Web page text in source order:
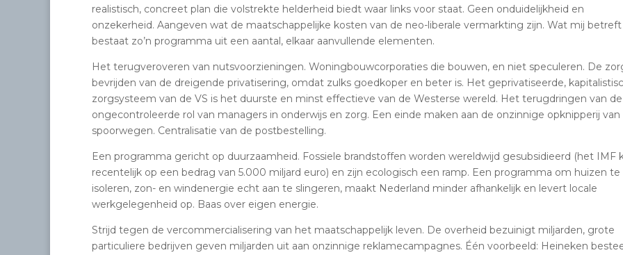
realistisch, concreet plan die volstrekte helderheid biedt waar links voor staat. Geen onduidelijkheid en
onzekerheid. Aangeven wat de maatschappelijke kosten van de neo-liberale vermarkting zijn. Wat mij betreft
bestaat zo’n programma uit een aantal, elkaar aanvullende elementen.
Het terugveroveren van nutsvoorzieningen. Woningbouwcorporaties die bouwen, en niet speculeren. De
bevrijden van de dreigende privatisering, omdat zulks goedkoper en beter is. Het geprivatiseerde,
zorgsysteem van de VS is het duurste en minst effectieve van de Westerse wereld. Het terugdringen van de
ongecontroleerde rol van managers in onderwijs en zorg. Een einde maken aan de onzinnige opknipperij van
spoorwegen. Centralisatie van de postbestelling.
Een programma gericht op duurzaamheid. Fossiele brandstoffen worden wereldwijd gesubsidieerd (het IMF
recentelijk op een bedrag van 5.000 miljard euro) en zijn ecologisch een ramp. Een programma om huizen te
isoleren, zon- en windenergie echt aan te slingeren, maakt Nederland minder afhankelijk en levert locale
werkgelegenheid op. Baas over eigen energie.
Strijd tegen de vercommercialisering van het maatschappelijk leven. De overheid bezuinigt miljarden, grote
particuliere bedrijven geven miljarden uit aan onzinnige reklamecampagnes. Één voorbeeld: Heineken